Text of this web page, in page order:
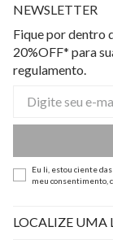
NEWSLETTER
Fique por dentro
20%OFF* para
regulamento.
Eu li, estou ciente
meu consentimento,
LOCALIZE UMA